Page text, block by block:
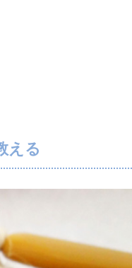
える